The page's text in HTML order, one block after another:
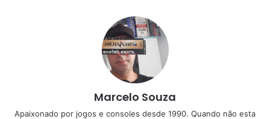
Marcelo Souza
Apaixonado por jogos e consoles desde 1990. Quando não esta